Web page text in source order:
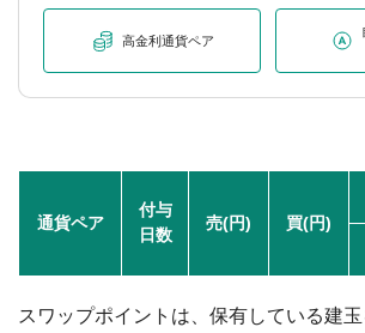
高金利通貨ペア
通貨ペア
付与
日数
売(円) 買(円)
スワップポイントは、保有している建